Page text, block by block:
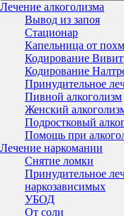
Лечение алкоголизма
Вывод из запоя
Стационар
Капельница от
Кодирование
Кодирование
Принудительное
Пивной алкоголизм
Женский
Подростковый
Помощь при
Лечение наркомании
Снятие ломки
Принудительное
наркозависимых
УБОД
От соли